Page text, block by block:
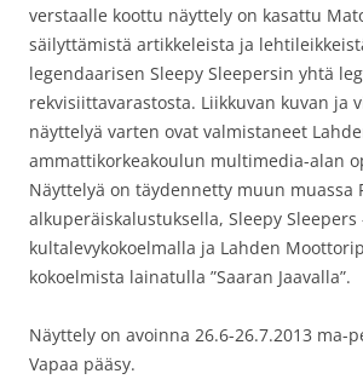
verstaalle koottu näyttely on kasattu
säilyttämistä artikkeleista ja
legendaarisen Sleepy Sleepersin yhtä
rekvisiittavarastosta. Liikkuvan kuvan ja
näyttelyä varten ovat valmistaneet
ammattikorkeakoulun multimedia-alan
Näyttelyä on täydennetty muun muassa
alkuperäiskalustuksella, Sleepy Sleepers
kultalevykokoelmalla ja Lahden
kokoelmista lainatulla ”Saaran Jaavalla”.
Näyttely on avoinna 26.6-26.7.2013 ma-
Vapaa pääsy.